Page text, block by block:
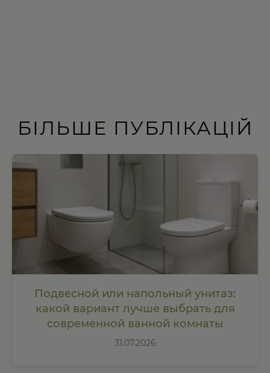
БІЛЬШЕ ПУБЛІКАЦІЙ
Подвесной или напольный унитаз:
какой вариант лучше выбрать для
современной ванной комнаты
31.07.2026